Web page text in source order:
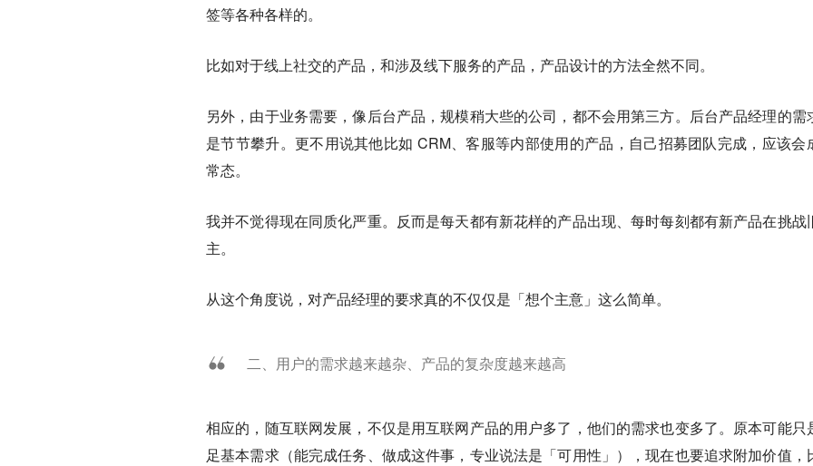
签等各种各样的。
比如对于线上社交的产品，和涉及线下服务的产品，产品设计的方法全然不同。
另外，由于业务需要，像后台产品，规模稍大些的公司，都不会用第三方。后台产品经理的需
是节节攀升。更不用说其他比如 CRM、客服等内部使用的产品，自己招募团队完成，应该会
常态。
我并不觉得现在同质化严重。反而是每天都有新花样的产品出现、每时每刻都有新产品在挑战
主。
从这个角度说，对产品经理的要求真的不仅仅是「想个主意」这么简单。
二、用户的需求越来越杂、产品的复杂度越来越高
相应的，随互联网发展，不仅是用互联网产品的用户多了，他们的需求也变多了。原本可能只
足基本需求（能完成任务、做成这件事，专业说法是「可用性」），现在也要追求附加价值，